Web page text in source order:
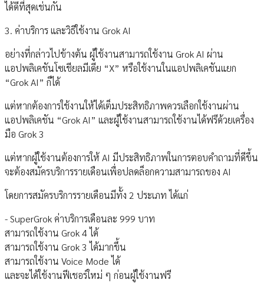
ได้ดีที่สุดเช่นกัน
3. ค่าบริการ และวิธีใช้งาน Grok AI
อย่างที่กล่าวไปข้างต้น ผู้ใช้งานสามารถใช้งาน Grok AI ผ่าน
แอปพลิเคชันโซเชียลมีเดีย “X” หรือใช้งานในแอปพลิเคชันแยก
“Grok AI” ก็ได้
แต่หากต้องการใช้งานให้ได้เต็มประสิทธิภาพควรเลือกใช้งานผ่าน
แอปพลิเคชัน “Grok AI” และผู้ใช้งานสามารถใช้งานได้ฟรีด้วยเครื่อง
มือ Grok 3
แต่หากผู้ใช้งานต้องการให้ AI มีประสิทธิภาพในการตอบคำถามที่ดีขึ้น
จะต้องสมัครบริการรายเดือนเพื่อปลดล็อกความสามารถของ AI
โดยการสมัครบริการรายเดือนมีทั้ง 2 ประเภท ได้แก่
- SuperGrok ค่าบริการเดือนละ 999 บาท
สามารถใช้งาน Grok 4 ได้
สามารถใช้งาน Grok 3 ได้มากขึ้น
สามารถใช้งาน Voice Mode ได้
และจะได้ใช้งานฟีเชอร์ใหม่ ๆ ก่อนผู้ใช้งานฟรี